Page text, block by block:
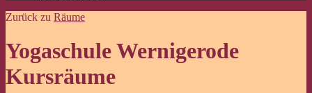
Zurück zu Räume
Yogaschule Wernigerode
Kursräume